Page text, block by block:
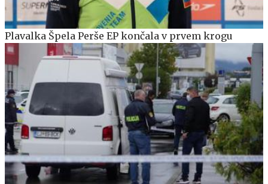
Plavalka Špela Perše EP končala v prvem krogu